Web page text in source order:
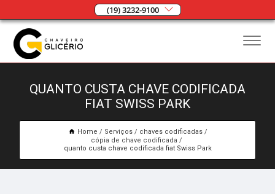
(19) 3232-9100
QUANTO CUSTA CHAVE CODIFICADA
FIAT SWISS PARK
Home Serviços
chaves codificadas
cópia de chave codificada
quanto custa chave codificada fiat Swiss Park